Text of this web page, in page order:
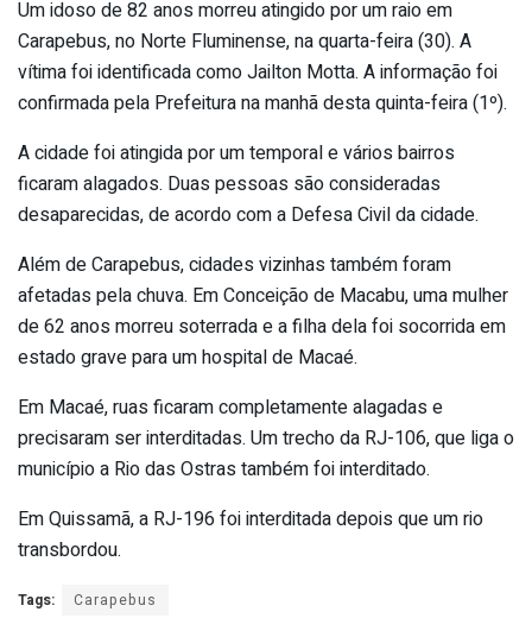
Um idoso de 82 anos morreu atingido por um raio em
Carapebus, no Norte Fluminense, na quarta-feira (30). A
vítima foi identificada como Jailton Motta. A informação foi
confirmada pela Prefeitura na manhã desta quinta-feira (1º).
A cidade foi atingida por um temporal e vários bairros
ficaram alagados. Duas pessoas são consideradas
desaparecidas, de acordo com a Defesa Civil da cidade.
Além de Carapebus, cidades vizinhas também foram
afetadas pela chuva. Em Conceição de Macabu, uma mulher
de 62 anos morreu soterrada e a filha dela foi socorrida em
estado grave para um hospital de Macaé.
Em Macaé, ruas ficaram completamente alagadas e
precisaram ser interditadas. Um trecho da RJ-106, que liga o
município a Rio das Ostras também foi interditado.
Em Quissamã, a RJ-196 foi interditada depois que um rio
transbordou.
Tags: Carapebus